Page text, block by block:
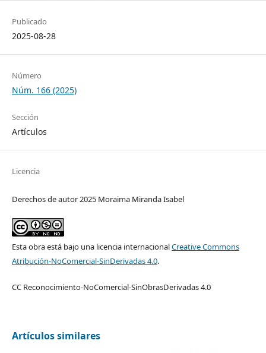
Publicado
2025-08-28
Número
Núm. 166 (2025)
Sección
Artículos
Licencia
Derechos de autor 2025 Moraima Miranda Isabel
Esta obra está bajo una licencia internacionalCreative Commons
Atribución-NoComercial-SinDerivadas 4.0.
CC Reconocimiento-NoComercial-SinObrasDerivadas 4.0
Artículos similares